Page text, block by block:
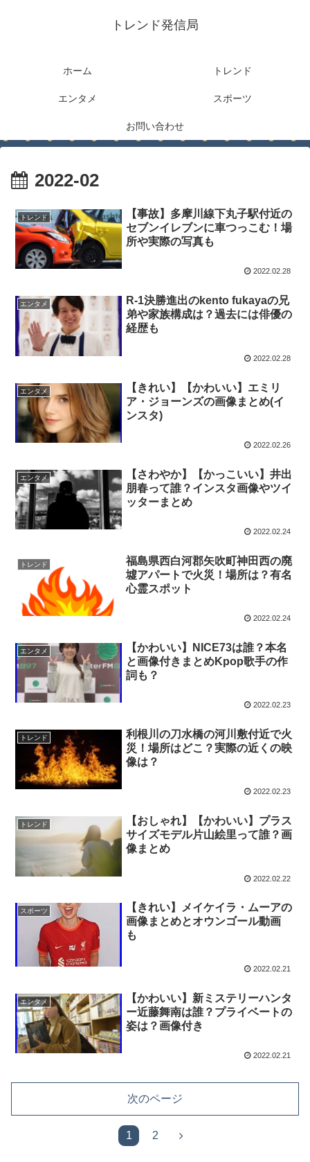
トレンド発信局
ホーム トレンド
エンタメ スポーツ
お問い合わせ
2022-02
トレンド
【事故】多摩川線下丸子駅付近の
セブンイレブンに車つっこむ！場
所や実際の写真も
2022.02.28
エンタメ
R-1決勝進出のkento fukayaの兄
弟や家族構成は？過去には俳優の
経歴も
2022.02.28
エンタメ
【きれい】【かわいい】エミリ
ア・ジョーンズの画像まとめ(イ
ンスタ)
2022.02.26
エンタメ
【さわやか】【かっこいい】井出
朋春って誰？インスタ画像やツイ
ッターまとめ
2022.02.24
トレンド
福島県西白河郡矢吹町神田西の廃
墟アパートで火災！場所は？有名
心霊スポット
2022.02.24
エンタメ
【かわいい】NICE73は誰？本名
と画像付きまとめKpop歌手の作
詞も？
2022.02.23
トレンド
利根川の刀水橋の河川敷付近で火
災！場所はどこ？実際の近くの映
像は？
2022.02.23
トレンド
【おしゃれ】【かわいい】プラス
サイズモデル片山絵里って誰？画
像まとめ
2022.02.22
スポーツ
【きれい】メイケイラ・ムーアの
画像まとめとオウンゴール動画
も
2022.02.21
エンタメ
【かわいい】新ミステリーハンタ
ー近藤舞南は誰？プライベートの
姿は？画像付き
2022.02.21
次のページ
1 2